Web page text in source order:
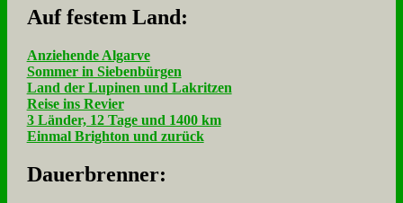
Auf fe­stem Land:
Anziehende Algarve
Sommer in Siebenbürgen
Land der Lupinen und Lakritzen
Reise ins Revier
3 Länder, 12 Tage und 1400 km
Einmal Brighton und zurück
Dau­er­bren­ner: